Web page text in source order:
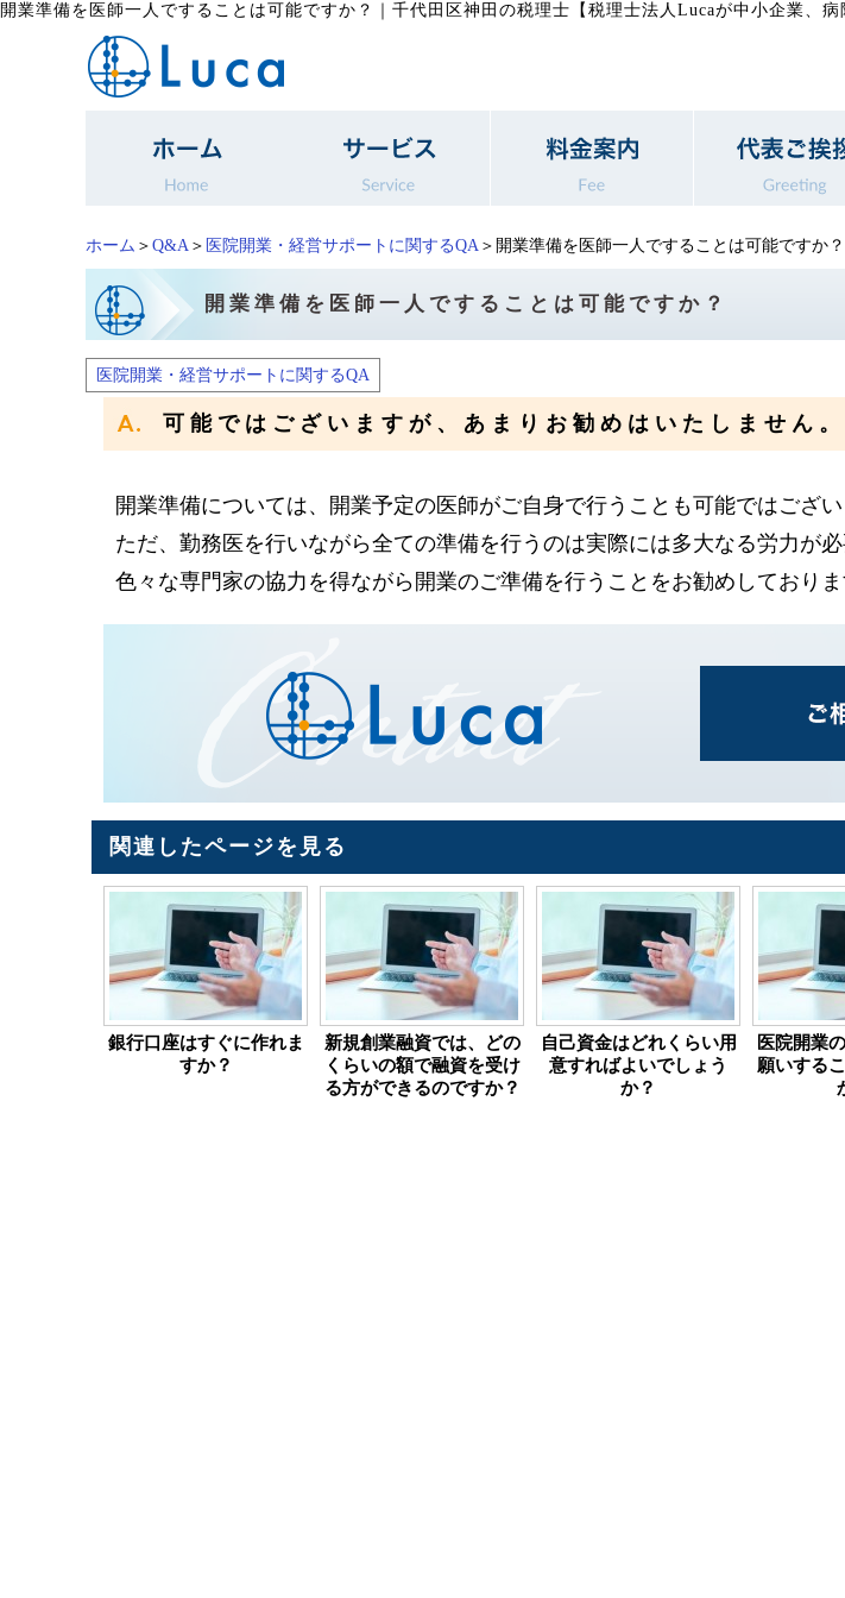
開業準備を医師一人ですることは可能ですか？ 千代田区神田の税理士【税理士法人Lucaが中小企業、
ホーム ＞ Q&A ＞ 医院開業・経営サポートに関するQA ＞開業準備を医師一人ですることは可能ですか？
開業準備を医師一人ですることは可能ですか？
医院開業・経営サポートに関するQA
可能ではございますが、あまりお勧めはいたしません。
開業準備については、開業予定の医師がご自身で行うことも可能ではござい
ただ、勤務医を行いながら全ての準備を行うのは実際には多大なる労力が必
色々な専門家の協力を得ながら開業のご準備を行うことをお勧めしておりま
関連したページを見る
銀行口座はすぐに作れま
すか？
新規創業融資では、どの
くらいの額で融資を受け
る方ができるのですか？
自己資金はどれくらい用
意すればよいでしょう
か？
医院開業
願いする